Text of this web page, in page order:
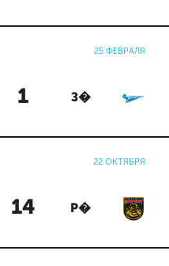
25 ФЕВРАЛЯ
1 З�
22 ОКТЯБРЯ
14 Р�